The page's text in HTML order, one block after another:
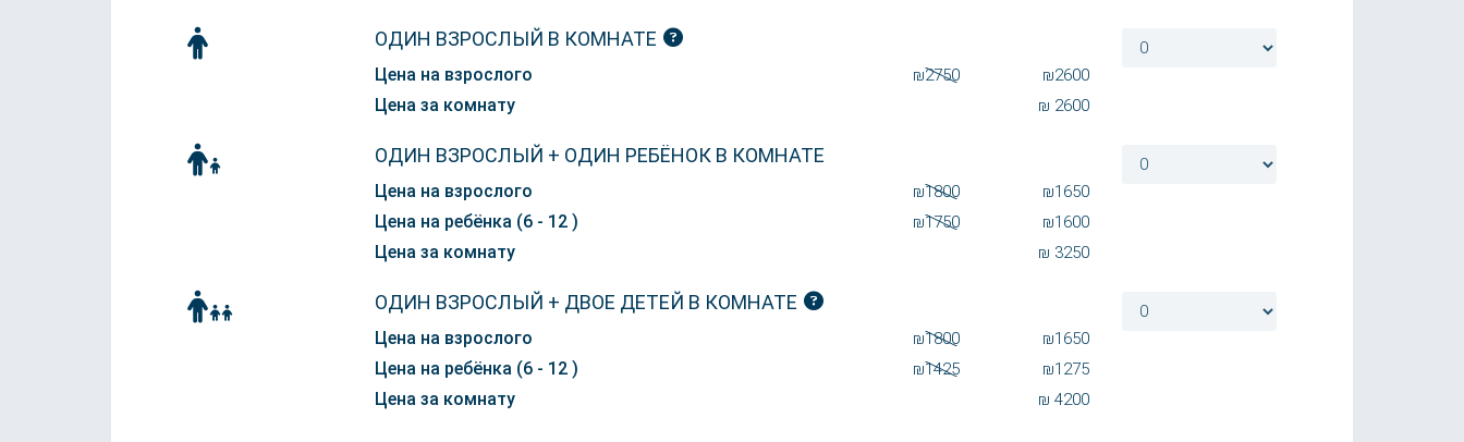
ОДИН ВЗРОСЛЫЙ В КОМНАТЕ
Цена на взрослого ₪2750 ₪2600
Цена за комнату ₪ 2600
ОДИН ВЗРОСЛЫЙ + ОДИН РЕБЁНОК В КОМНАТЕ
Цена на взрослого ₪1800 ₪1650
Цена на ребёнка (6 - 12 ) ₪1750 ₪1600
Цена за комнату ₪ 3250
ОДИН ВЗРОСЛЫЙ + ДВОЕ ДЕТЕЙ В КОМНАТЕ
Цена на взрослого ₪1800 ₪1650
Цена на ребёнка (6 - 12 ) ₪1425 ₪1275
Цена за комнату ₪ 4200